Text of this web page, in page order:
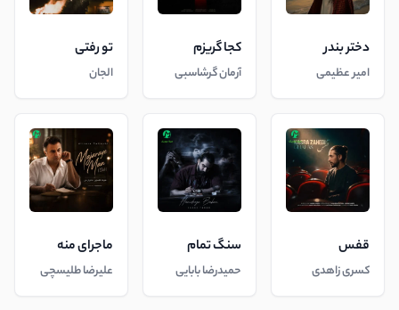
دختر بندر
امیر عظیمی
کجا گریزم
آرمان گرشاسبی
تو رفتی
الجان
قفس
کسری زاهدی
سنگ تمام
حمیدرضا بابایی
ماجرای منه
علیرضا طلیسچی